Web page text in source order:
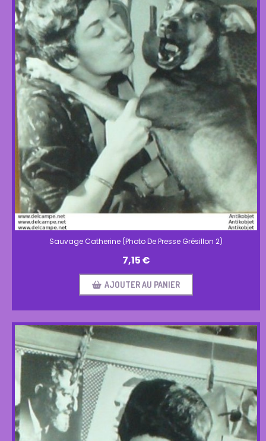
Sauvage Catherine (Photo De Presse Grésillon 2)
7,15€
AJOUTER AU PANIER